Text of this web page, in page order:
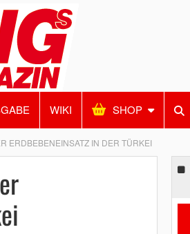
WIKI SHOP
ERDBEBENEINSATZ IN DER TÜRKEI